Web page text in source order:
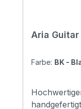
Aria Guitar
Farbe: BK -